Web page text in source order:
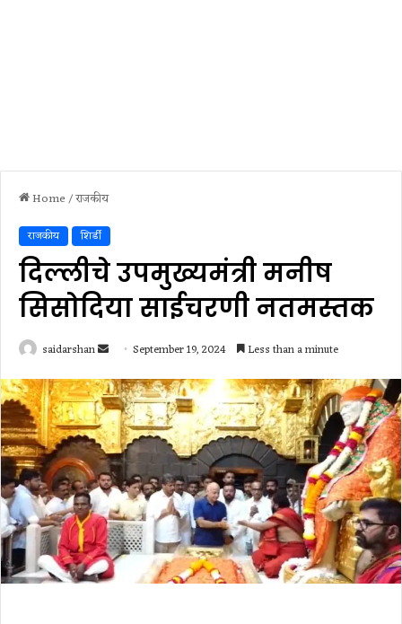
Home/राजकीय
राजकीय शिर्डी
दिल्लीचे उपमुख्यमंत्री मनीष
सिसोदिया साईचरणी नतमस्तक
saidarshan
Send
email
September 19, 2024 Less than a minute